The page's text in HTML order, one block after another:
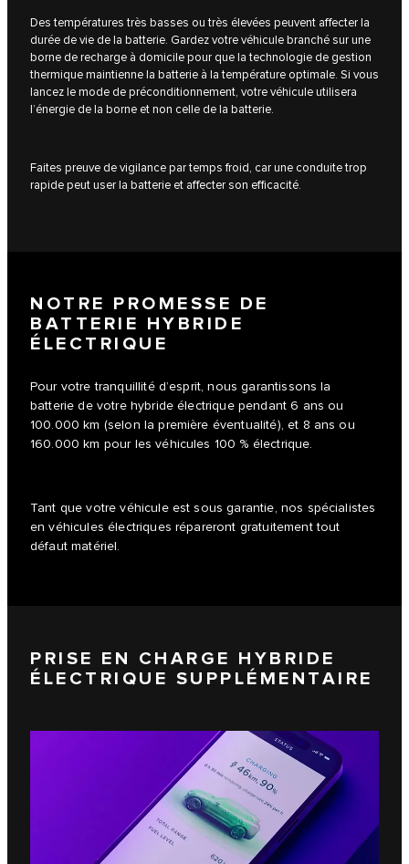
Des températures très basses ou très élevées peuvent affecter la
durée de vie de la batterie. Gardez votre véhicule branché sur une
borne de recharge à domicile pour que la technologie de gestion
thermique maintienne la batterie à la température optimale. Si vous
lancez le mode de préconditionnement, votre véhicule utilisera
l’énergie de la borne et non celle de la batterie.
Faites preuve de vigilance par temps froid, car une conduite trop
rapide peut user la batterie et affecter son efficacité.
NOTRE PROMESSE DE
BATTERIE HYBRIDE
ÉLECTRIQUE
Pour votre tranquillité d’esprit, nous garantissons la
batterie de votre hybride électrique pendant 6 ans ou
100.000 km (selon la première éventualité), et 8 ans ou
160.000 km pour les véhicules 100 % électrique.
Tant que votre véhicule est sous garantie, nos spécialistes
en véhicules électriques répareront gratuitement tout
défaut matériel.
PRISE EN CHARGE HYBRIDE
ÉLECTRIQUE SUPPLÉMENTAIRE